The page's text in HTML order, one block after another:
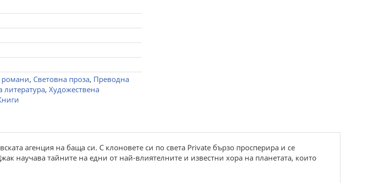
, Световна проза, Преводна
литература, Художествена
агенция на баща си. С клоновете си по света Private бързо просперира и се
научава тайните на едни от най-влиятелните и известни хора на планетата, които